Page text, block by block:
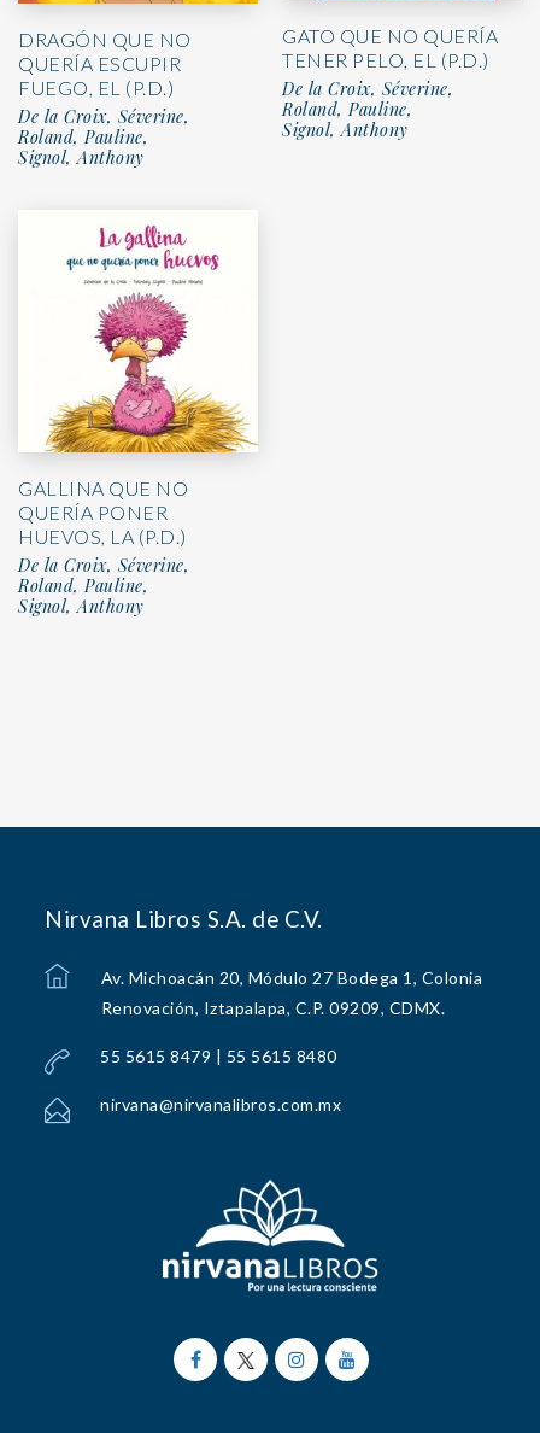
DRAGÓN QUE NO
QUERÍA ESCUPIR
FUEGO, EL (P.D.)
De la Croix, Séverine,
Roland, Pauline,
Signol, Anthony
GATO QUE NO QUERÍA
TENER PELO, EL (P.D.)
De la Croix, Séverine,
Roland, Pauline,
Signol, Anthony
GALLINA QUE NO
QUERÍA PONER
HUEVOS, LA (P.D.)
De la Croix, Séverine,
Roland, Pauline,
Signol, Anthony
Nirvana Libros S.A. de C.V.
Av. Michoacán 20, Módulo 27 Bodega 1, Colonia
Renovación, Iztapalapa, C.P. 09209, CDMX.
55 5615 8479 | 55 5615 8480
nirvana@nirvanalibros.com.mx